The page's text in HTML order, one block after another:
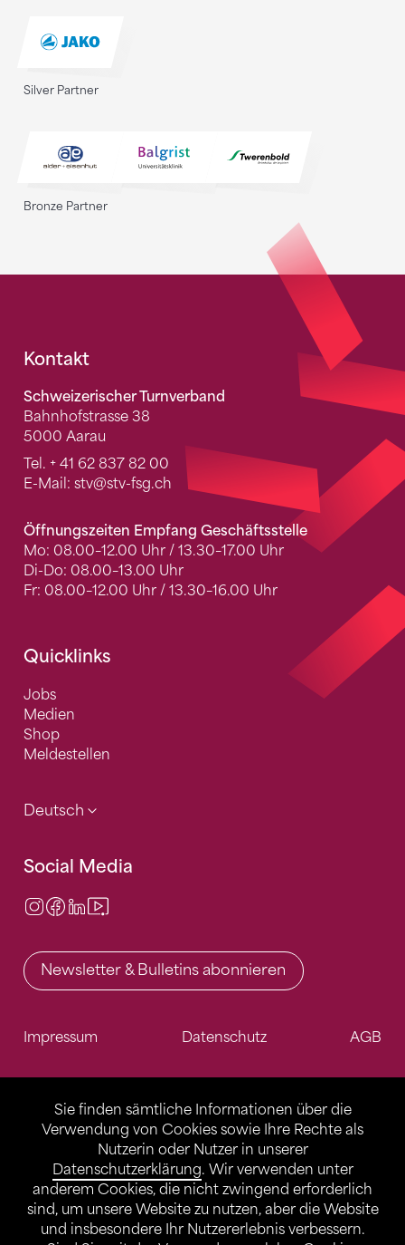
Sie finden sämtliche Informationen über die
Verwendung von Cookies sowie Ihre Rechte als
Nutzerin oder Nutzer in unserer
Datenschutzerklärung. Wir verwenden unter
anderem Cookies, die nicht zwingend erforderlich
sind, um unsere Website zu nutzen, aber die Website
und insbesondere Ihr Nutzererlebnis verbessern.
Silver Partner
Bronze Partner
Fusszeile
Kontakt
Schweizerischer Turnverband
Bahnhofstrasse 38
5000 Aarau
Tel. + 41 62 837 82 00
E-Mail: stv@stv-fsg.ch
Öffnungszeiten Empfang Geschäftsstelle
Mo: 08.00–12.00 Uhr / 13.30–17.00 Uhr
Di-Do: 08.00–13.00 Uhr
Fr: 08.00–12.00 Uhr / 13.30–16.00 Uhr
Quicklinks
Jobs
Medien
Shop
Meldestellen
Deutsch
Social Media
Instagram
Facebook
LinkedIn
Newsletter & Bulletins abonnieren
Impressum Datenschutz AGB